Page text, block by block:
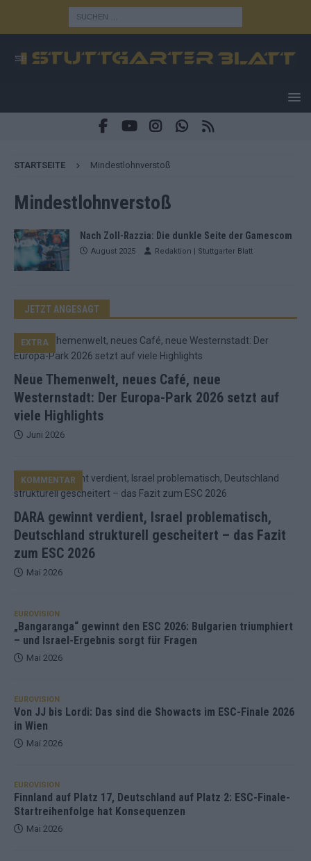
STARTSEITE Mindestlohnverstoß
Mindestlohnverstoß
Nach Zoll-Razzia: Die dunkle Seite der Gamescom
August 2025 Redaktion | Stuttgarter Blatt
JETZT ANGESAGT
Neue Themenwelt, neues Café, neue
Westernstadt: Der Europa-Park 2026 setzt auf
viele Highlights
EXTRA
Juni 2026
DARA gewinnt verdient, Israel problematisch,
Deutschland strukturell gescheitert – das Fazit
zum ESC 2026
KOMMENTAR
Mai 2026
EUROVISION
„Bangaranga“ gewinnt den ESC 2026: Bulgarien triumphiert
– und Israel-Ergebnis sorgt für Fragen
Mai 2026
EUROVISION
Von JJ bis Lordi: Das sind die Showacts im ESC-Finale 2026
in Wien
Mai 2026
EUROVISION
Finnland auf Platz 17, Deutschland auf Platz 2: ESC-Finale-
Startreihenfolge hat Konsequenzen
Mai 2026